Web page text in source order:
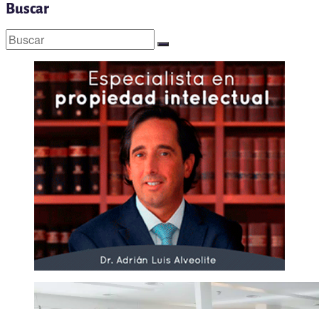
Buscar
Buscar